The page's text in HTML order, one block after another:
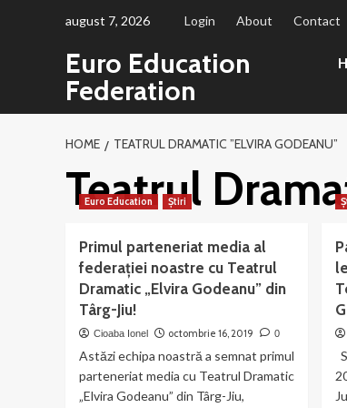
august 7, 2026 Login About Contact
Euro Education
Federation
HOME TEATRUL DRAMATIC ”ELVIRA GODEANU”
Teatrul
Euro Education Știri
Primul parteneriat media al
federației noastre cu Teatrul
Dramatic „Elvira Godeanu” din
Târg-Jiu!
Cioaba Ionel octombrie 16, 2019 0
Astăzi echipa noastră a semnat primul
parteneriat media cu Teatrul Dramatic
„Elvira Godeanu” din Târg-Jiu,